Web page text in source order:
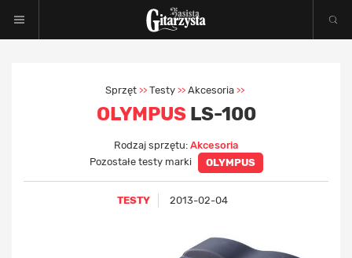
Sprzęt >> Testy >> Akcesoria >>
OLYMPUSLS-100
Rodzaj sprzętu: Akcesoria
Pozostałe testy marki
OLYMPUS
TESTY 2013-02-04